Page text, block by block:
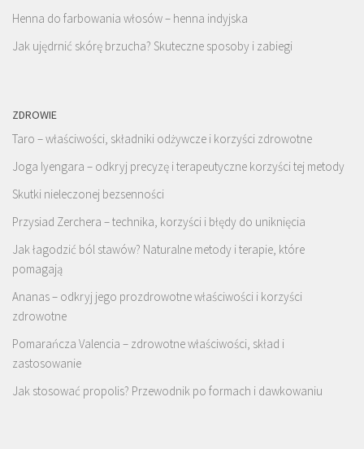
Henna do farbowania włosów – henna indyjska
Jak ujędrnić skórę brzucha? Skuteczne sposoby i zabiegi
ZDROWIE
Taro – właściwości, składniki odżywcze i korzyści zdrowotne
Joga Iyengara – odkryj precyzę i terapeutyczne korzyści tej metody
Skutki nieleczonej bezsenności
Przysiad Zerchera – technika, korzyści i błędy do uniknięcia
Jak łagodzić ból stawów? Naturalne metody i terapie, które
pomagają
Ananas – odkryj jego prozdrowotne właściwości i korzyści
zdrowotne
Pomarańcza Valencia – zdrowotne właściwości, skład i
zastosowanie
Jak stosować propolis? Przewodnik po formach i dawkowaniu